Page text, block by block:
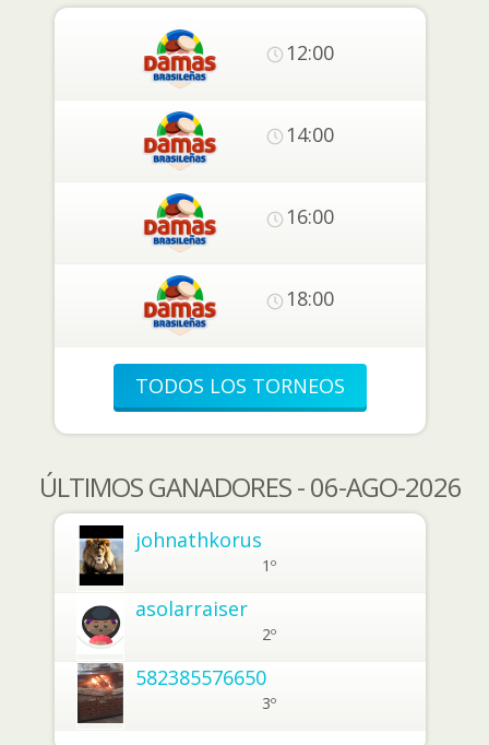
12:00
14:00
16:00
18:00
TODOS LOS TORNEOS
ÚLTIMOS GANADORES - 06-AGO-2026
johnathkorus
1º
asolarraiser
2º
582385576650
3º